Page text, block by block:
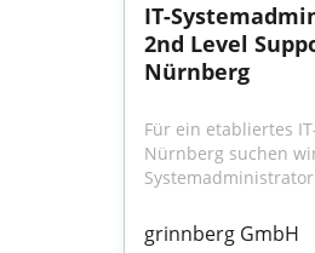
IT-
2nd Level
Nürnberg
Für ein etabliertes
Nürnberg suchen
grinnberg GmbH